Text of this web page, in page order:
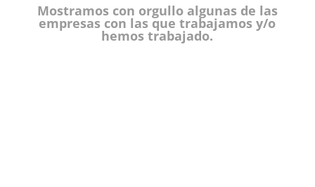
Mostramos con orgullo algunas de las
empresas con las que trabajamos y/o
hemos trabajado.